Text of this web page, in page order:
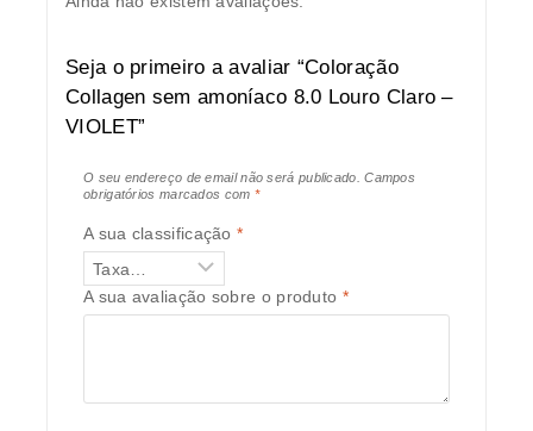
Seja o primeiro a avaliar “Coloração
Collagen sem amoníaco 8.0 Louro Claro –
VIOLET”
O seu endereço de email não será publicado. Campos
obrigatórios marcados com *
A sua classificação*
A sua avaliação sobre o produto *